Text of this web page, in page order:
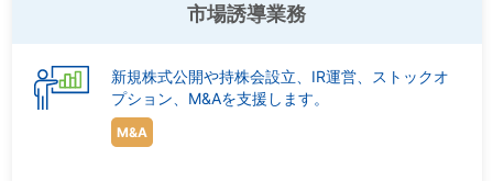
市場誘導業務
新規株式公開や持株会設立、IR運営、ストックオ
プション、M&Aを支援します。
M&A